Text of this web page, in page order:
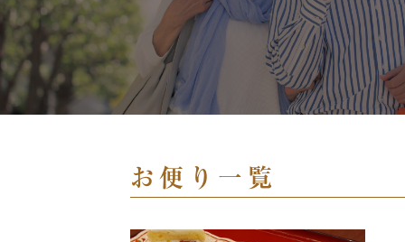
お便り一覧